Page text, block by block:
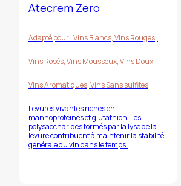
Atecrem Zero
Adapté pour: Vins Blancs,Vins Rouges,
Vins Rosés,Vins Mousseux,Vins Doux,
Vins Aromatiques,Vins Sans sulfites
Levures vivantes riches en
mannoprotéines et glutathion. Les
polysaccharides formés par la lyse de la
levure contribuent à maintenir la stabilité
générale du vin dans le temps.